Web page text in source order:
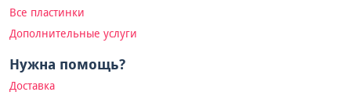
Все пластинки
Дополнительные услуги
Нужна помощь?
Доставка